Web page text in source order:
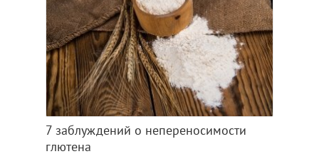
7 заблуждений о непереносимости
глютена